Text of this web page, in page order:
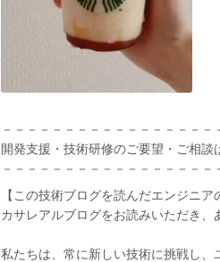
－－－－－－－－－－－－－－－－－
開発支援・技術研修のご要望・ご相談
－－－－－－－－－－－－－－－－－
【この技術ブログを読んだエンジニア
カサレアルブログをお読みいただき、
私たちは、常に新しい技術に挑戦し、